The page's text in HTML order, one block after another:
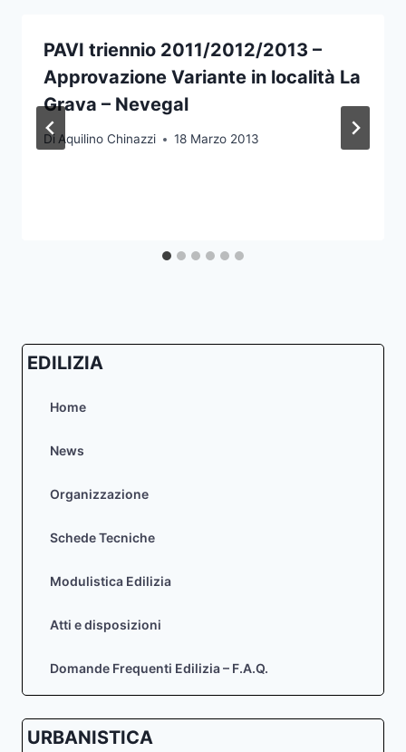
PAVI triennio 2011/2012/2013 –
Approvazione Variante in località La
Grava – Nevegal
Di Aquilino Chinazzi 18 Marzo 2013
EDILIZIA
Home
News
Organizzazione
Schede Tecniche
Modulistica Edilizia
Atti e disposizioni
Domande Frequenti Edilizia – F.A.Q.
URBANISTICA